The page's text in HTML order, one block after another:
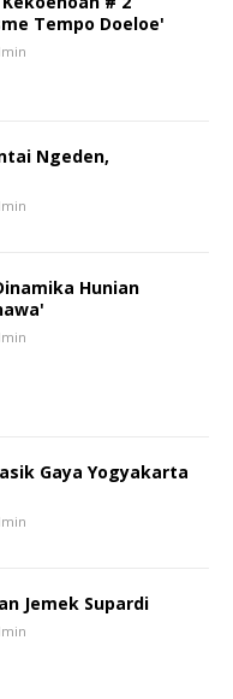
Tempo Doeloe'
Ngeden,
Hunian
Gaya Yogyakarta
Jemek Supardi